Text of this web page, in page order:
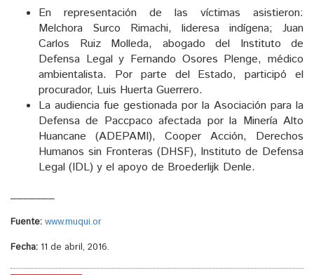
En representación de las víctimas asistieron:
Melchora Surco Rimachi, lideresa indígena; Juan
Carlos Ruiz Molleda, abogado del Instituto de
Defensa Legal y Fernando Osores Plenge, médico
ambientalista. Por parte del Estado, participó el
procurador, Luis Huerta Guerrero.
La audiencia fue gestionada por la Asociación para la
Defensa de Paccpaco afectada por la Minería Alto
Huancane (ADEPAMI), Cooper Acción, Derechos
Humanos sin Fronteras (DHSF), Instituto de Defensa
Legal (IDL) y el apoyo de Broederlijk Denle.
Fuente: www.muqui.or
Fecha: 11 de abril, 2016.